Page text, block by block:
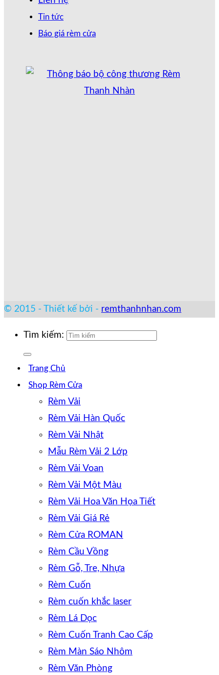
Tin tức
Báo giá rèm cửa
© 2015 - Thiết kế bởi - remthanhnhan.com
Tìm kiếm:
Trang Chủ
Shop Rèm Cửa
Rèm Vải
Rèm Vải Hàn Quốc
Rèm Vải Nhật
Mẫu Rèm Vải 2 Lớp
Rèm Vải Voan
Rèm Vải Một Màu
Rèm Vải Hoa Văn Họa Tiết
Rèm Vải Giá Rẻ
Rèm Cửa ROMAN
Rèm Cầu Vồng
Rèm Gỗ, Tre, Nhựa
Rèm Cuốn
Rèm cuốn khắc laser
Rèm Lá Dọc
Rèm Cuốn Tranh Cao Cấp
Rèm Màn Sáo Nhôm
Rèm Văn Phòng